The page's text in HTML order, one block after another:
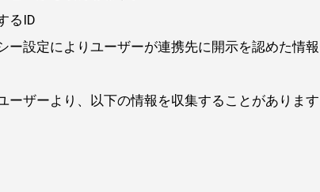
るID
ー設定によりユーザーが連携先に開示を認めた情報
ーザーより、以下の情報を収集することがありま